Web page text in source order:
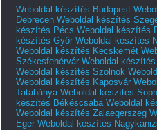
Weboldal készítés Budapest
Debrecen Weboldal készítés
készítés Pécs Weboldal készítés
készítés Győr Weboldal készítés
Weboldal készítés Kecskemét
Székesfehérvár Weboldal
Weboldal készítés Szolnok
Weboldal készítés Kaposvár
Tatabánya Weboldal készítés
készítés Békéscsaba Weboldal
Weboldal készítés Zalaegerszeg
Eger Weboldal készítés